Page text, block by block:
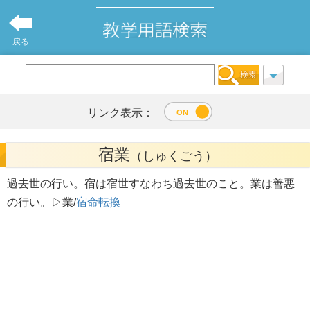
戻る
リンク表示：
宿業 （しゅくごう）
過去世の行い。宿は宿世すなわち過去世のこと。業は善悪
の行い。▷業/宿命転換